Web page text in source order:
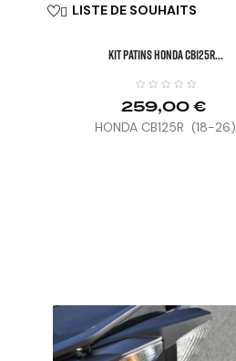
 LISTE DE SOUHAITS
KIT PATINS HONDA CB125R...
259,00 €
HONDA CB125R (18-26)
